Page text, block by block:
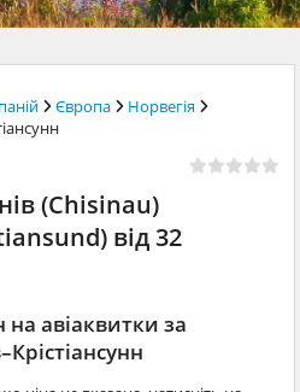
Європа
Норвегія
(Chisinau)
від 32
авіаквитки за